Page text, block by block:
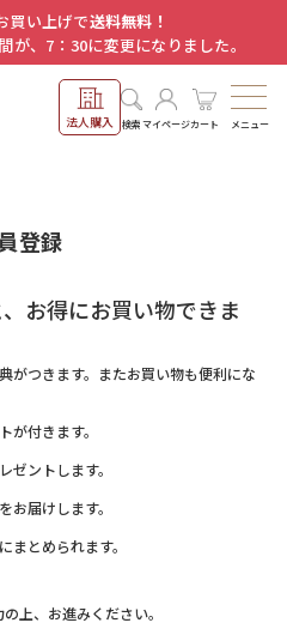
買い上げで送料無料！
が、7：30に変更になりました。
法人購入 検索マイページカート メニュー
登録
お得にお買い物できま
がつきます。またお買い物も便利にな
が付きます。
ゼントします。
お届けします。
まとめられます。
上、お進みください。